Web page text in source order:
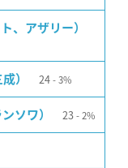
、アザリー）
） 24 3%
ソワ） 23 2%